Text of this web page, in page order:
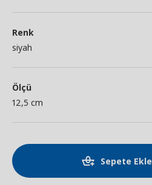
Renk
siyah
Ölçü
12,5 cm
Sepete Ekle